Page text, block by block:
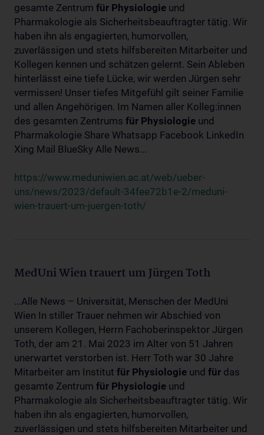
gesamte Zentrum für Physiologie und
Pharmakologie als Sicherheitsbeauftragter tätig. Wir
haben ihn als engagierten, humorvollen,
zuverlässigen und stets hilfsbereiten Mitarbeiter und
Kollegen kennen und schätzen gelernt. Sein Ableben
hinterlässt eine tiefe Lücke, wir werden Jürgen sehr
vermissen! Unser tiefes Mitgefühl gilt seiner Familie
und allen Angehörigen. Im Namen aller Kolleg:innen
des gesamten Zentrums für Physiologie und
Pharmakologie Share Whatsapp Facebook LinkedIn
Xing Mail BlueSky Alle News...
https://www.meduniwien.ac.at/web/ueber-
uns/news/2023/default-34fee72b1e-2/meduni-
wien-trauert-um-juergen-toth/
MedUni Wien trauert um Jürgen Toth
...Alle News – Universität, Menschen der MedUni
Wien In stiller Trauer nehmen wir Abschied von
unserem Kollegen, Herrn Fachoberinspektor Jürgen
Toth, der am 21. Mai 2023 im Alter von 51 Jahren
unerwartet verstorben ist. Herr Toth war 30 Jahre
Mitarbeiter am Institut für Physiologie und für das
gesamte Zentrum für Physiologie und
Pharmakologie als Sicherheitsbeauftragter tätig. Wir
haben ihn als engagierten, humorvollen,
zuverlässigen und stets hilfsbereiten Mitarbeiter und